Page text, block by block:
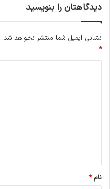
دیدگاهتان را بنویسید
نشانی ایمیل شما منتشر نخواهد شد.
*
نام*